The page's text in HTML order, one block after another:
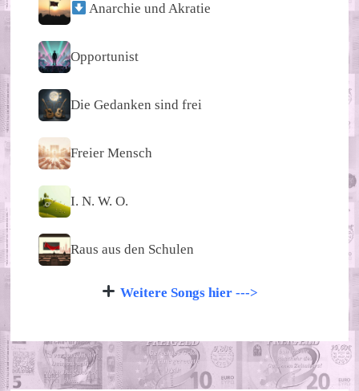
Anarchie und Akratie
Opportunist
Die Gedanken sind frei
Freier Mensch
I. N. W. O.
Raus aus den Schulen
Weitere Songs hier --->